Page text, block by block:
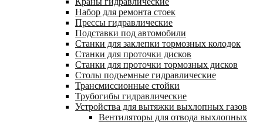
Набор для ремонта стоек
Прессы гидравлические
Подставки под автомобили
Станки для заклепки тормозных колодок
Станки для проточки дисков
Станки для проточки тормозных дисков
Столы подъемные гидравлические
Трансмиссионные стойки
Трубогибы гидравлические
Устройства для вытяжки выхлопных газов
Вентиляторы для отвода выхлопных